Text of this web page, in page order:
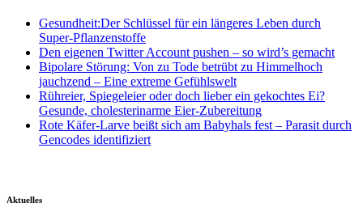
Gesundheit:Der Schlüssel für ein längeres Leben durch
Super-Pflanzenstoffe
Den eigenen Twitter Account pushen – so wird’s gemacht
Bipolare Störung: Von zu Tode betrübt zu Himmelhoch
jauchzend – Eine extreme Gefühlswelt
Rühreier, Spiegeleier oder doch lieber ein gekochtes Ei?
Gesunde, cholesterinarme Eier-Zubereitung
Rote Käfer-Larve beißt sich am Babyhals fest – Parasit durch
Gencodes identifiziert
Aktuelles